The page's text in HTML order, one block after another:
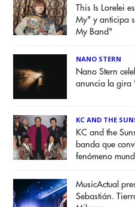
This Is Lorelei
My" y anticipa
My Band"
NANO STERN
Nano Stern
anuncia la gira
KC AND THE
KC and the
banda que
fenómeno
MusicActual
Sebastián.